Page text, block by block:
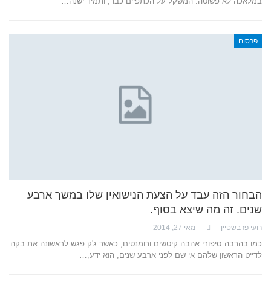
פרסום
הבחור הזה עבד על הצעת הנישואין שלו במשך ארבע
שנים. זה מה שיצא בסוף.
רועי פרבשטיין מאי 27, 2014
כמו בהרבה סיפורי אהבה קיטשים ורומנטים, כאשר ג'ק פגש לראשונה את בקה
לדייט הראשון שלהם אי שם לפני ארבע שנים, הוא ידע,…